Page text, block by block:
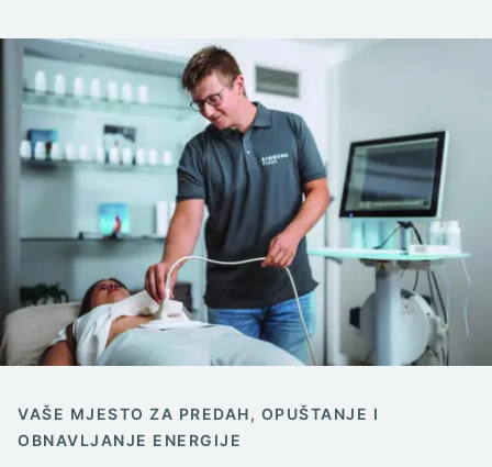
VAŠE MJESTO ZA PREDAH, OPUŠTANJE I
OBNAVLJANJE ENERGIJE